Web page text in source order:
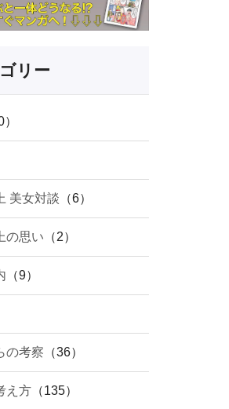
リー
）
美女対談 （6）
の思い （2）
（9）
の考察 （36）
え方 （135）